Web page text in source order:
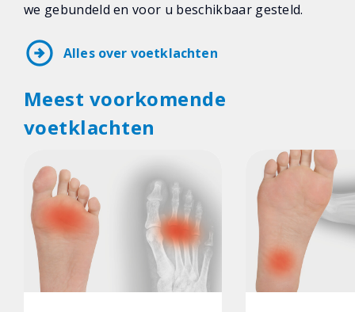
we gebundeld en voor u beschikbaar gesteld.
arrow_circle_right Alles over voetklachten
Meest voorkomende
voetklachten